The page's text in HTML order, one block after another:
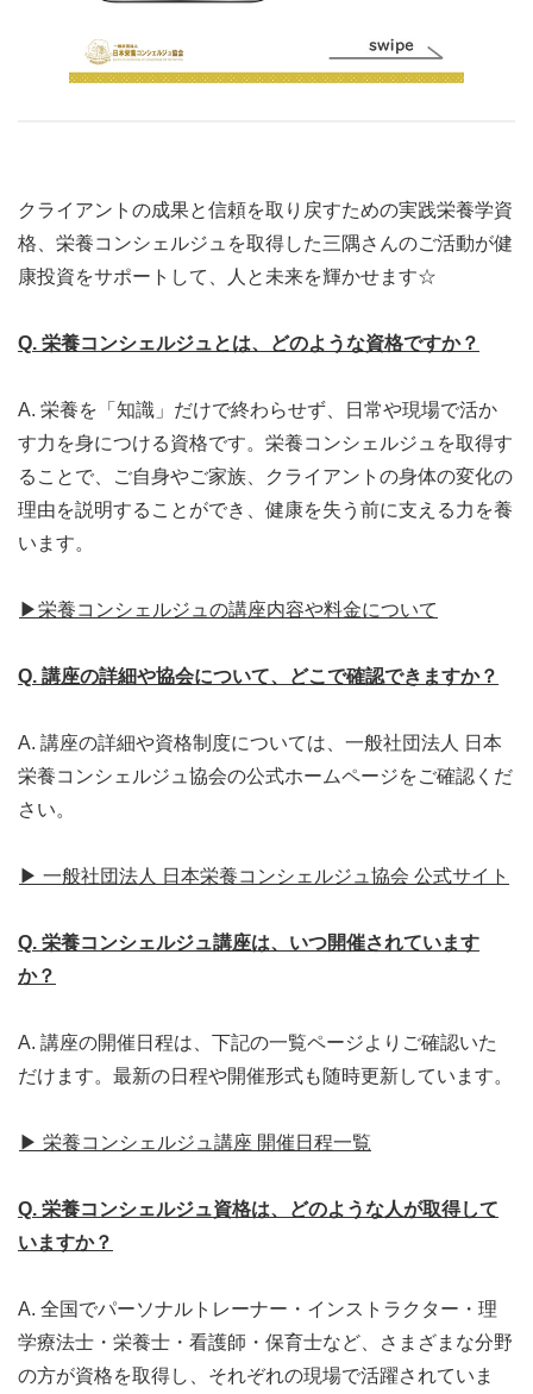
クライアントの成果と信頼を取り戻すための実践栄養学資
格、栄養コンシェルジュを取得した三隅さんのご活動が健
康投資をサポートして、人と未来を輝かせます☆
Q. 栄養コンシェルジュとは、どのような資格ですか？
A. 栄養を「知識」だけで終わらせず、日常や現場で活か
す力を身につける資格です。栄養コンシェルジュを取得す
ることで、ご自身やご家族、クライアントの身体の変化の
理由を説明することができ、健康を失う前に支える力を養
います。
▶栄養コンシェルジュの講座内容や料金について
Q. 講座の詳細や協会について、どこで確認できますか？
A. 講座の詳細や資格制度については、一般社団法人 日本
栄養コンシェルジュ協会の公式ホームページをご確認くだ
さい。
▶ 一般社団法人 日本栄養コンシェルジュ協会 公式サイト
Q. 栄養コンシェルジュ講座は、いつ開催されています
か？
A. 講座の開催日程は、下記の一覧ページよりご確認いた
だけます。最新の日程や開催形式も随時更新しています。
▶ 栄養コンシェルジュ講座 開催日程一覧
Q. 栄養コンシェルジュ資格は、どのような人が取得して
いますか？
A. 全国でパーソナルトレーナー・インストラクター・理
学療法士・栄養士・看護師・保育士など、さまざまな分野
の方が資格を取得し、それぞれの現場で活躍されていま